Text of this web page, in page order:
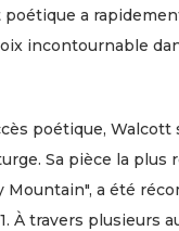
poétique a
incontournable
poétique, Walcott
Sa pièce la plus
Mountain", a été
À travers plusieurs